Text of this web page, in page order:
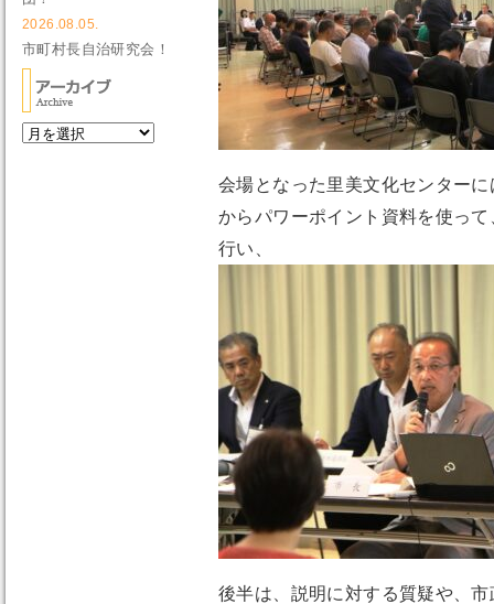
会場となった里美文化センター
からパワーポイント資料を使っ
行い、
後半は、説明に対する質疑や、
2026.08.05.
市町村長自治研究会！